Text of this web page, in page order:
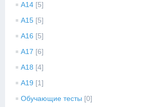
A14 [5]
A15 [5]
A16 [5]
A17 [6]
A18 [4]
A19 [1]
Обучающие тесты [0]